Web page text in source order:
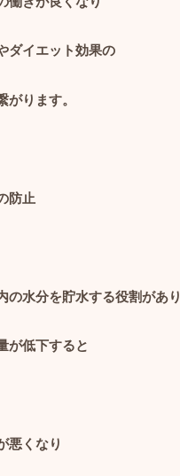
ダイエット効果の
がります。
防止
の水分を貯水する役割があり
が低下すると
悪くなり